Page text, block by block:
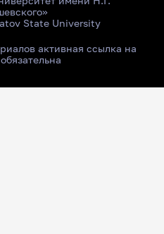
State University
активная ссылка на